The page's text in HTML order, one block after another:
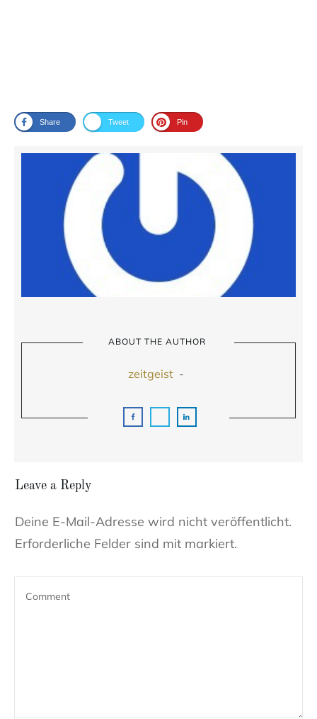
Share Tweet Pin
ABOUT THE AUTHOR
zeitgeist-
Leave a Reply
Deine E-Mail-Adresse wird nicht veröffentlicht.
Erforderliche Felder sind mit markiert.